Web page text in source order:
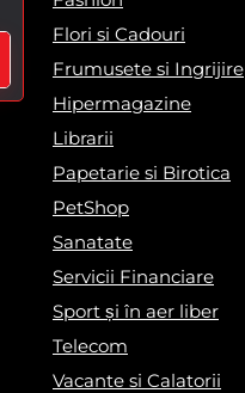
Flori si Cadouri
Frumusete si Ingrijire
Hipermagazine
Librarii
Papetarie si Birotica
PetShop
Sanatate
Servicii Financiare
Sport și în aer liber
Telecom
Vacante si Calatorii